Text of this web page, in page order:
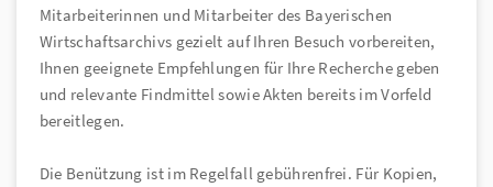
Mitarbeiterinnen und Mitarbeiter des Bayerischen
Wirtschaftsarchivs gezielt auf Ihren Besuch vorbereiten,
Ihnen geeignete Empfehlungen für Ihre Recherche geben
und relevante Findmittel sowie Akten bereits im Vorfeld
bereitlegen.
Die Benützung ist im Regelfall gebührenfrei. Für Kopien,